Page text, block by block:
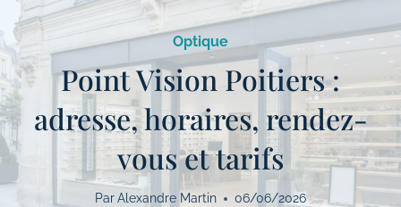
Optique
Point Vision Poitiers :
adresse, horaires, rendez-
vous et tarifs
ParAlexandre Martin 06/06/2026